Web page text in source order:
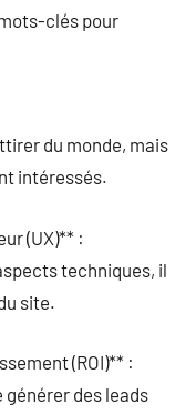
clés pour
du monde, mais
intéressés.
(UX)** :
techniques, il
site.
(ROI)** :
des leads